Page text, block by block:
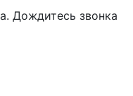
Дождитесь звонка